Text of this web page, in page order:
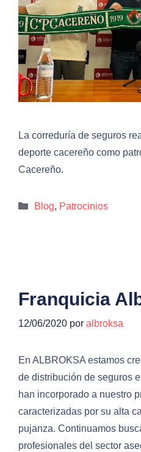
La correduría de seguros
deporte cacereño como
Cacereño.
Categorías
Blog, Patrocinios
Franquicia
12/06/2020 por albroksa
En ALBROKSA estamos
de distribución de seguros
han incorporado a nuestro
caracterizadas por su alta
pujanza. Continuamos
profesionales del sector